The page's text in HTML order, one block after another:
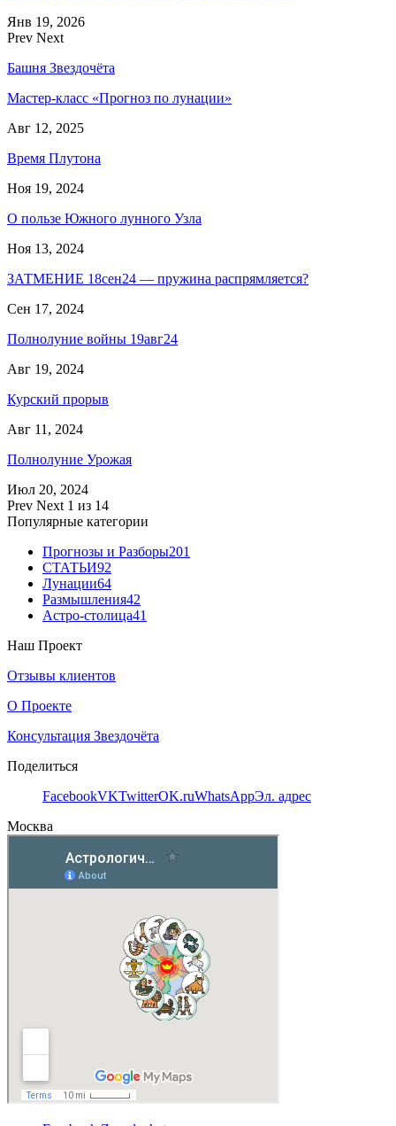
Янв 19, 2026
Prev Next
Башня Звездочёта
Мастер-класс «Прогноз по лунации»
Авг 12, 2025
Время Плутона
Ноя 19, 2024
О пользе Южного лунного Узла
Ноя 13, 2024
ЗАТМЕНИЕ 18сен24 — пружина распрямляется?
Сен 17, 2024
Полнолуние войны 19авг24
Авг 19, 2024
Курский прорыв
Авг 11, 2024
Полнолуние Урожая
Июл 20, 2024
Prev Next 1 из 14
Популярные категории
Прогнозы и Разборы201
СТАТЬИ92
Лунации64
Размышления42
Астро-столица41
Наш Проект
Отзывы клиентов
О Проекте
Консультация Звездочёта
Поделиться
FacebookVKTwitterOK.ruWhatsAppЭл. адрес
Москва